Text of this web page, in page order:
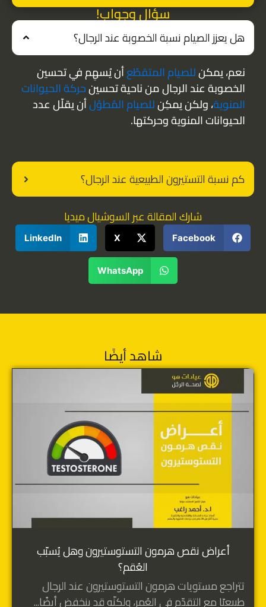
سؤال وجواب!
هل يعزز الصيام نسبة الخصوبة عند الرجال؟
نعم، يمكنللصيام المتقطّعأن يُسهِم في تحسين
الخصوبة عند الرجال من ناحية تحسينحركة الحيوانات
المنوية، ولكن يمكِنللصيام المُطوّلأن يقلّل عدد
الحيوانات المنوية وحركتها.
كم نسبة التستيرون الطبيعية عند الرجال؟
شارك المقالة عبر السوشيال ميديا
Facebook
X
LinkedIn
WhatsApp
شاهد أيضًا
أعراض نقص هرمون التستوستيرون وهل يُسبّب
العُقم؟
تتراجع مستويات هرمون التستوستيرون عند الرجال
طبيعيًا مع التقدّم في العُمر، ولكنّه قد ينخفض أيضًا...